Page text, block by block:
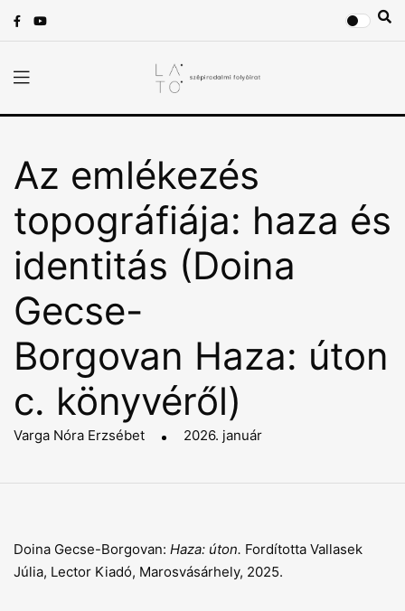
Az emlékezés
topográfiája: haza és
identitás (Doina
Gecse-
Borgovan Haza: úton
c. könyvéről)
Varga Nóra Erzsébet 2026. január
Doina Gecse-Borgovan: Haza: úton. Fordította Vallasek
Júlia, Lector Kiadó, Marosvásárhely, 2025.